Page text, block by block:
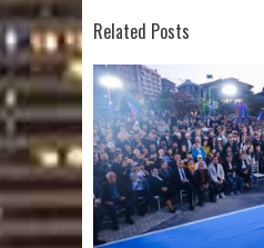
Related Posts